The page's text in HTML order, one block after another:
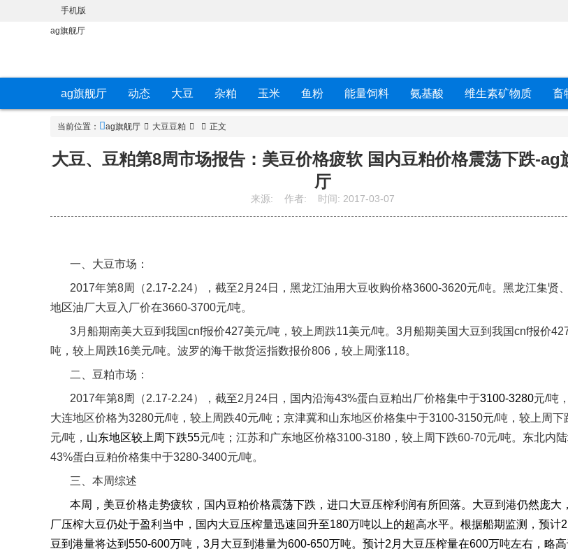
手机版
ag旗舰厅
ag旗舰厅 动态 大豆 杂粕 玉米 鱼粉 能量饲料 氨基酸 维生素矿物质 畜
当前位置： ag旗舰厅 大豆豆粕 正文
大豆、豆粕第8周市场报告：美豆价格疲软 国内豆粕价格震荡下跌-ag
厅
来源: 作者: 时间: 2017-03-07
一、大豆市场：
2017年第8周（2.17-2.24），截至2 月 24日，黑龙江油用大豆收购价格3600-3620元/吨。黑龙江集贤
地区油厂大豆入厂价在3660-3700元/吨。
3月船期南美大豆到我国cnf报价427美元/吨，较上周跌11美元/吨。 3月船期美国大豆到我国cnf报价
吨，较上周跌16美元/吨。波罗的海干散货运指数报价806 ，较上周涨118。
二、豆粕市场：
2017年第8周（2.17-2.24），截至2 月 24日，国内沿海43%蛋白豆粕出厂价格集中于3100-3280元/吨
大连地区价格为3280元/吨，较上周跌40元/吨；京津冀和山东地区价格集中于3100-3150元/吨，较上周下
元/吨， 山东地区较上周下跌55元/吨 ； 江苏和广东地区价格3100-3180 ，较上周下跌60-70元/吨。东北内
43%蛋白豆粕价格集中于3280-3400元/吨。
三、本周综述
本周，美豆价格走势疲软，国内豆粕价格震荡下跌，进口大豆压榨利润有所回落。大豆到港仍然庞大
厂压榨大豆仍处于盈利当中，国内大豆压榨量迅速回升至180万吨以上的超高水平。根据船期监测，预计2
豆到港量将达到 550-600万吨， 3月大豆到港量为600-650万吨。预计2 月大豆压榨量在600万吨左右，略